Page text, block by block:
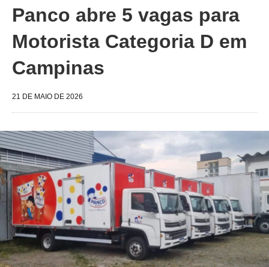
Panco abre 5 vagas para
Motorista Categoria D em
Campinas
21 DE MAIO DE 2026